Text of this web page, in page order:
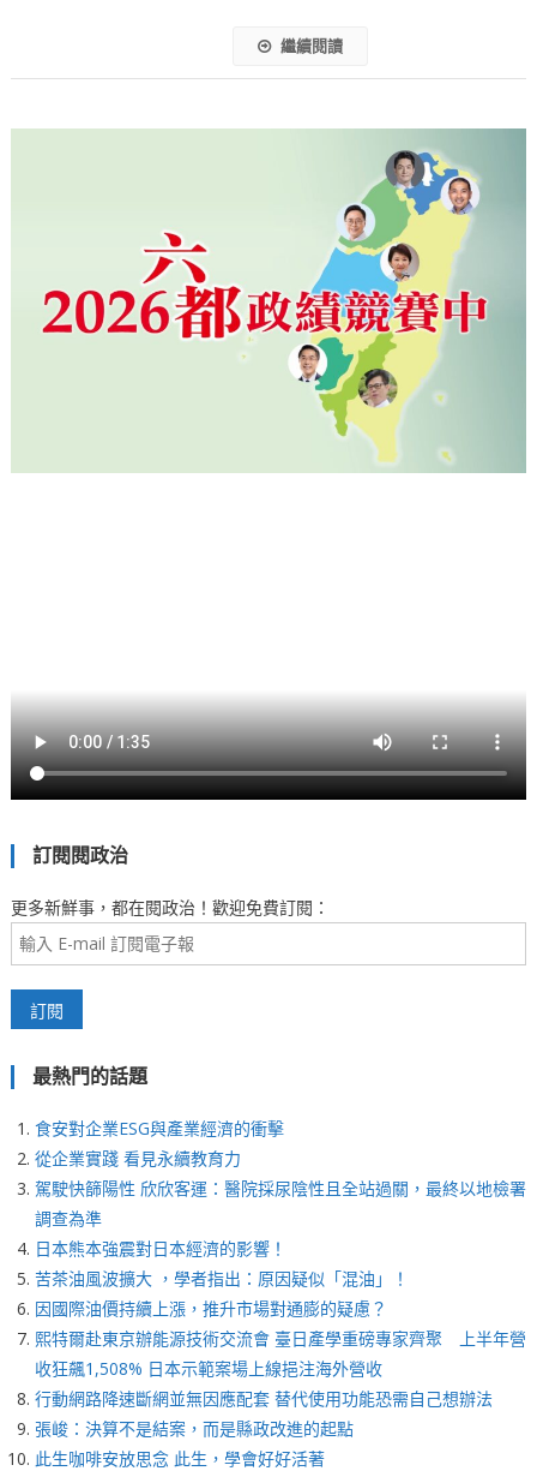
繼續閱讀
訂閱閱政治
更多新鮮事，都在閱政治！歡迎免費訂閱：
最熱門的話題
食安對企業ESG與產業經濟的衝擊
從企業實踐 看見永續教育力
駕駛快篩陽性 欣欣客運：醫院採尿陰性且全站過關，最終以地檢署
調查為準
日本熊本強震對日本經濟的影響！
苦茶油風波擴大 ，學者指出：原因疑似「混油」！
因國際油價持續上漲，推升市場對通膨的疑慮？
熙特爾赴東京辦能源技術交流會 臺日產學重磅專家齊聚 上半年營
收狂飆1,508% 日本示範案場上線挹注海外營收
行動網路降速斷網並無因應配套 替代使用功能恐需自己想辦法
張峻：決算不是結案，而是縣政改進的起點
此生咖啡安放思念 此生，學會好好活著